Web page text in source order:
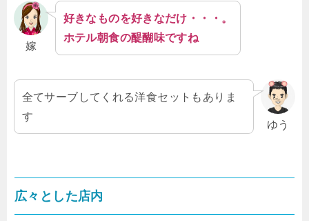
嫁
好きなものを好きなだけ・・・。
ホテル朝食の醍醐味ですね
ゆう
全てサーブしてくれる洋食セットもありま
す
広々とした店内